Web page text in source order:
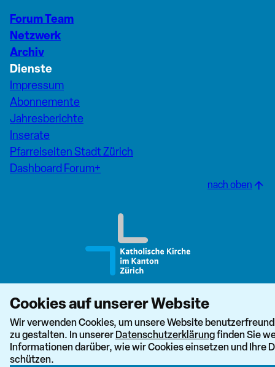
Forum Team
Netzwerk
Archiv
Dienste
Impressum
Abonnemente
Jahresberichte
Inserate
Pfarreiseiten Stadt Zürich
Dashboard Forum+
nach oben
Cookies auf unserer Website
Wir verwenden Cookies, um unsere Website
zu gestalten. In unsererDatenschutzerklärungfinden Sie
Informationen darüber, wie wir Cookies einsetzen und Ihre
schützen.